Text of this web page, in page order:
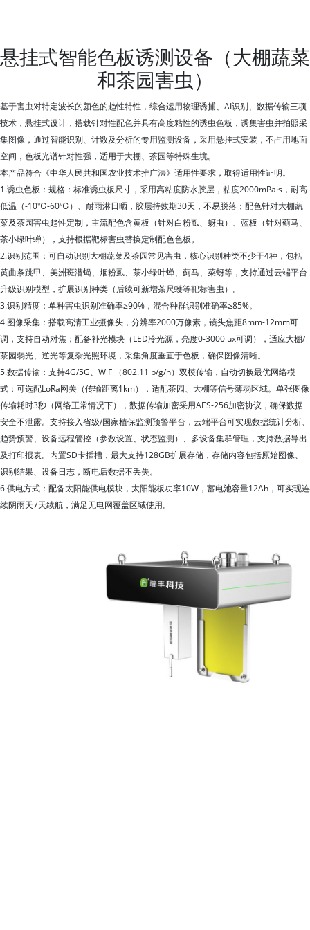
悬挂式智能色板诱测设备（大棚蔬菜
和茶园害虫）
基于害虫对特定波长的颜色的趋性特性，综合运用物理诱捕、AI识别、数据传输三项
技术，悬挂式设计，搭载针对性配色并具有高度粘性的诱虫色板，诱集害虫并拍照采
集图像，通过智能识别、计数及分析的专用监测设备，采用悬挂式安装，不占用地面
空间，色板光谱针对性强，适用于大棚、茶园等特殊生境。
本产品符合《中华人民共和国农业技术推广法》适用性要求，取得适用性证明。
1.诱虫色板：规格：标准诱虫板尺寸，采用高粘度防水胶层，粘度2000mPa·s，耐高
低温（-10℃-60℃）、耐雨淋日晒，胶层持效期30天，不易脱落；配色针对大棚蔬
菜及茶园害虫趋性定制，主流配色含黄板（针对白粉虱、蚜虫）、蓝板（针对蓟马、
茶小绿叶蝉），支持根据靶标害虫替换定制配色色板。
2.识别范围：可自动识别大棚蔬菜及茶园常见害虫，核心识别种类不少于4种，包括
黄曲条跳甲、美洲斑潜蝇、烟粉虱、茶小绿叶蝉、蓟马、菜蚜等，支持通过云端平台
升级识别模型，扩展识别种类（后续可新增茶尺蠖等靶标害虫）。
3.识别精度：单种害虫识别准确率≥90%，混合种群识别准确率≥85%。
4.图像采集：搭载高清工业摄像头，分辨率2000万像素，镜头焦距8mm-12mm可
调，支持自动对焦；配备补光模块（LED冷光源，亮度0-3000lux可调），适应大棚/
茶园弱光、逆光等复杂光照环境，采集角度垂直于色板，确保图像清晰。
5.数据传输：支持4G/5G、WiFi（802.11 b/g/n）双模传输，自动切换最优网络模
式；可选配LoRa网关（传输距离1km），适配茶园、大棚等信号薄弱区域。单张图像
传输耗时3秒（网络正常情况下），数据传输加密采用AES-256加密协议，确保数据
安全不泄露。支持接入省级/国家植保监测预警平台，云端平台可实现数据统计分析、
趋势预警、设备远程管控（参数设置、状态监测）、多设备集群管理，支持数据导出
及打印报表。内置SD卡插槽，最大支持128GB扩展存储，存储内容包括原始图像、
识别结果、设备日志，断电后数据不丢失。
6.供电方式：配备太阳能供电模块，太阳能板功率10W，蓄电池容量12Ah，可实现连
续阴雨天7天续航，满足无电网覆盖区域使用。